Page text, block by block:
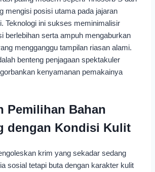
mengisi posisi utama pada jajaran
Teknologi ini sukses meminimalisir
berlebihan serta ampuh mengaburkan
mengganggu tampilan riasan alami.
benteng penjagaan spektakuler
kenyamanan pemakainya
Pemilihan Bahan
dengan Kondisi Kulit
krim yang sekadar sedang
sosial tetapi buta dengan karakter kulit